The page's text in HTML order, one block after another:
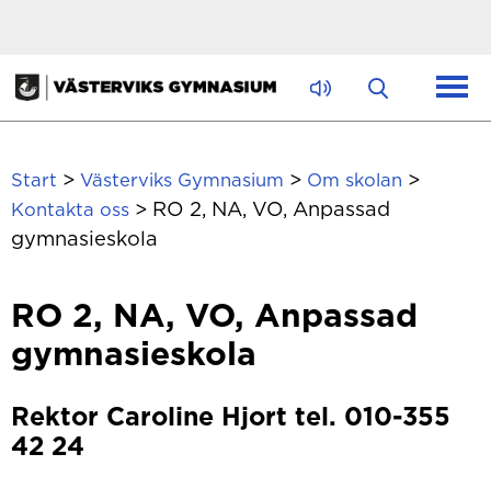
Start > Västerviks Gymnasium > Om skolan >
Kontakta oss> RO 2, NA, VO, Anpassad
gymnasieskola
RO 2, NA, VO, Anpassad
gymnasieskola
Rektor Caroline Hjort tel. 010-355
42 24